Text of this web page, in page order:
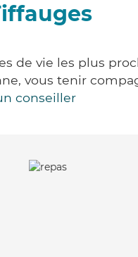
de vie les plus
vous tenir
conseiller